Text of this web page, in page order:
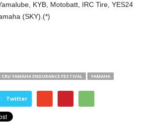
KYB, Motobatt, IRC Tire, YES24
(SKY).(*)
CRU YAMAHA ENDURANCE FESTIVAL YAMAHA
Twitter